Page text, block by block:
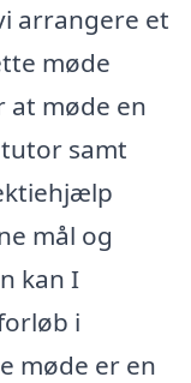
arrangere et
møde
at møde en
samt
mål og
kan I
i
møde er en